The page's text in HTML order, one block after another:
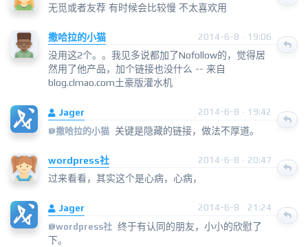
无觅或者友荐 有时候会比较慢 不太喜欢用
撒哈拉的小猫 2014-6-8 · 19:06
没用这2个。。我见多说都加了Nofollow的，觉得居
然用了他产品，加个链接也没什么 -- 来自
blog.clmao.com土豪版灌水机
Jager
2014-6-8 · 19:42
@撒哈拉的小猫 关键是隐藏的链接，做法不厚道。
wordpress社 2014-6-8 · 20:47
过来看看，其实这个是心病，心病，
Jager
2014-6-8 · 21:24
@wordpress社 终于有认同的朋友，小小的欣慰了
下。